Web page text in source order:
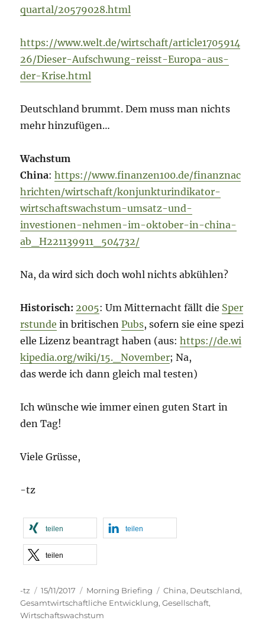
quartal/20579028.html
https://www.welt.de/wirtschaft/article1705914
26/Dieser-Aufschwung-reisst-Europa-aus-
der-Krise.html
Deutschland brummt. Dem muss man nichts
mehr hinzufügen…
Wachstum
China:https://www.finanzen100.de/finanznac
hrichten/wirtschaft/konjunkturindikator-
wirtschaftswachstum-umsatz-und-
investionen-nehmen-im-oktober-in-china-
ab_H221139911_504732/
Na, da wird sich doch wohl nichts abkühlen?
Historisch: 2005: Um Mitternacht fällt die Sper
rstunde in britischenPubs, sofern sie eine spezi
elle Lizenz beantragt haben (aus:https://de.wi
kipedia.org/wiki/15._November; Na,
das werde ich dann gleich mal testen)
Ich wünsche wie immer einen guten Start in
den Tag!
Viele Grüsse,
-tz
teilen teilen
teilen
Autor
-tz
Veröffentlicht
am
15/11/2017 Kategorien
Morning Briefing Schlagwörter
China, Deutschland,
Gesamtwirtschaftliche Entwicklung,Gesellschaft,
Wirtschaftswachstum